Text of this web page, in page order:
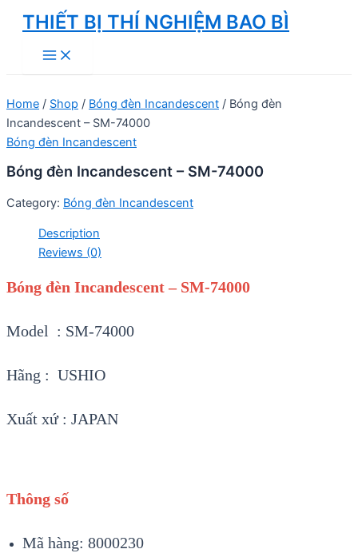
Skip
content
THIẾT BỊ THÍ NGHIỆM BAO BÌ
Main
Menu
Home / Shop / Bóng đèn Incandescent / Bóng đèn
Incandescent – SM-74000
Bóng đèn Incandescent
Bóng đèn Incandescent – SM-74000
Category: Bóng đèn Incandescent
Description
Reviews (0)
Bóng đèn Incandescent – SM-74000
Model : SM-74000
Hãng : USHIO
Xuất xứ : JAPAN
Thông số
Mã hàng: 8000230